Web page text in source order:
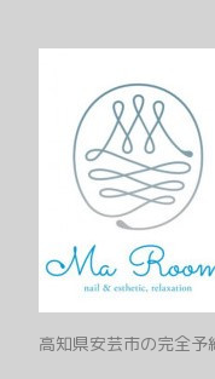
高知県安芸市の完全